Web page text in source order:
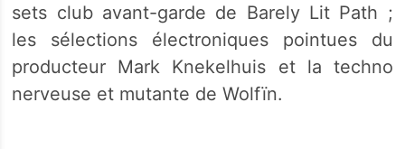
sets club avant-garde de Barely Lit Path ;
les sélections électroniques pointues du
producteur Mark Knekelhuis et la techno
nerveuse et mutante de Wolfïn.